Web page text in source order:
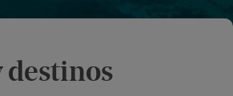
destinos